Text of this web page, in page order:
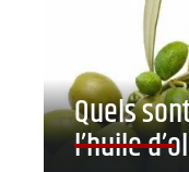
Quels
l’huile